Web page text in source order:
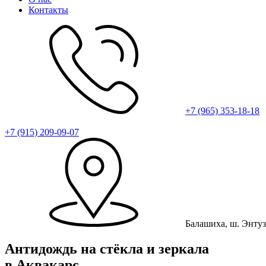
Контакты
+7 (965) 353-18-18
+7 (915) 209-09-07
Балашиха, ш.
Антидождь на стёкла и зеркала